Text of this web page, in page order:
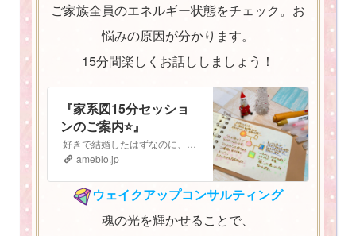
ご家族全員のエネルギー状態をチェック。お
悩みの原因が分かります。
15分間楽しくお話ししましょう！
『家系図15分セッショ
ンのご案内⭐️』
ameblo.jp
ウェイクアップコンサルティング
魂の光を輝かせることで、